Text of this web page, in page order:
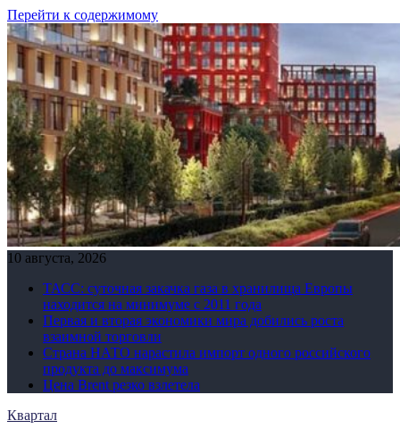
Перейти к содержимому
10 августа, 2026
ТАСС: суточная закачка газа в хранилища Европы
находится на минимуме с 2011 года
Первая и вторая экономики мира добились роста
взаимной торговли
Страна НАТО нарастила импорт одного российского
продукта до максимума
Цена Brent резко взлетела
Квартал